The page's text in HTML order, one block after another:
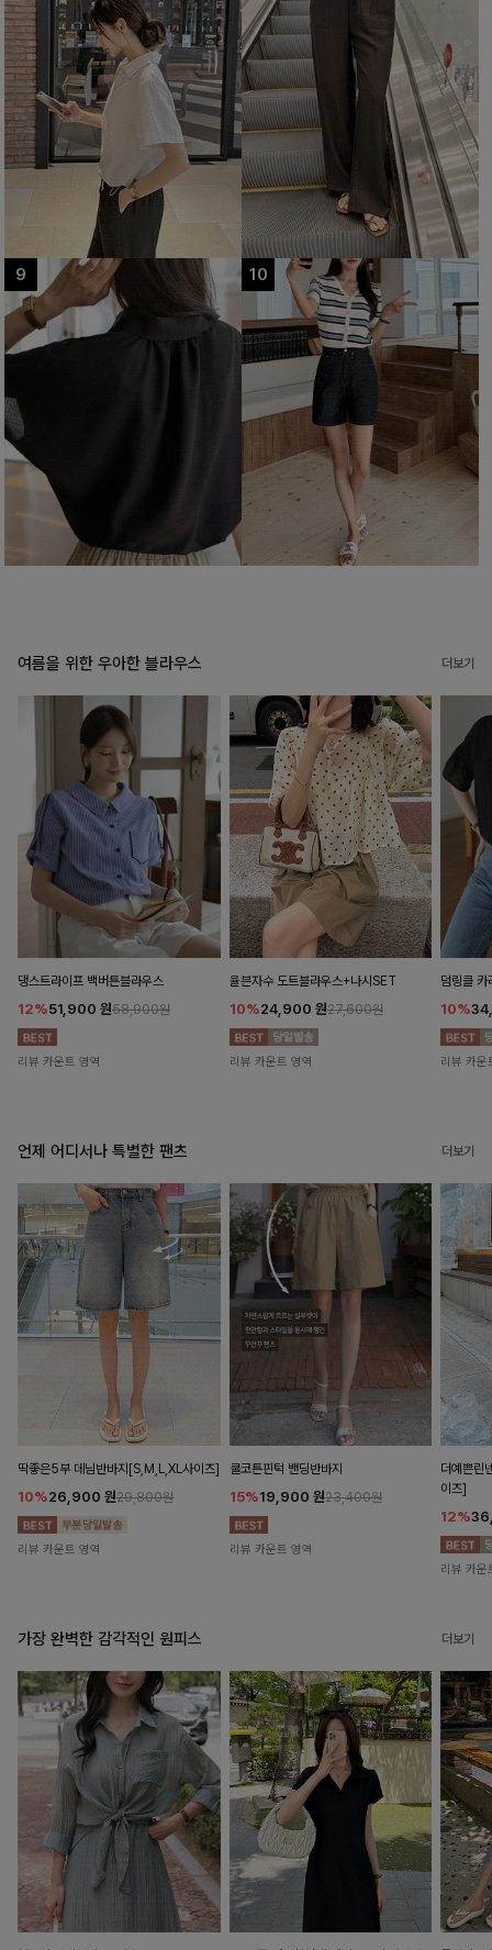
여름을 위한 우아한 블라우스 더보기
댕스트라이프 백버튼블라우스
12%51,900 원58,900원
리뷰 카운트 영역
율븐자수 도트블라우스+나시SET
10%24,900 원27,600원
리뷰 카운트 영역
덤링클 카
10%
리뷰 카운
언제 어디서나 특별한 팬츠 더보기
딱좋은5부 데님반바지[S,M,L,XL사이즈]
10%26,900 원29,800원
리뷰 카운트 영역
쿨코튼핀턱 밴딩반바지
15%19,900 원23,400원
리뷰 카운트 영역
더예쁜린
이즈]
12%
리뷰 카운
가장 완벽한 감각적인 원피스 더보기